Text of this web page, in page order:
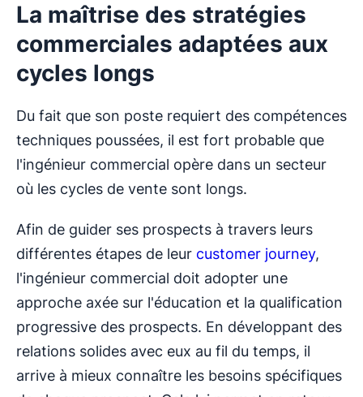
La maîtrise des stratégies
commerciales adaptées aux
cycles longs
Du fait que son poste requiert des compétences
techniques poussées, il est fort probable que
l'ingénieur commercial opère dans un secteur
où les cycles de vente sont longs.
Afin de guider ses prospects à travers leurs
différentes étapes de leur customer journey,
l'ingénieur commercial doit adopter une
approche axée sur l'éducation et la qualification
progressive des prospects. En développant des
relations solides avec eux au fil du temps, il
arrive à mieux connaître les besoins spécifiques